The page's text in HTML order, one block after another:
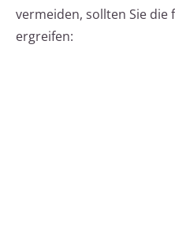
vermeiden, sollten Sie die
ergreifen: